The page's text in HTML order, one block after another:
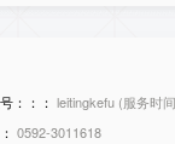
：：： leitingkefu (服务时
0592-3011618